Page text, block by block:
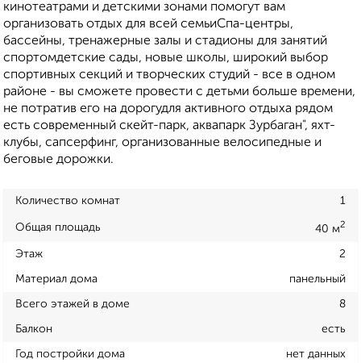
кинотеатрами и детскими зонами помогут вам
организовать отдых для всей семьиСпа-центры,
бассейны, тренажерные залы и стадионы для занятий
спортомдетские сады, новые школы, широкий выбор
спортивных секций и творческих студий - все в одном
районе - вы сможете провести с детьми больше времени,
не потратив его на дорогудля активного отдыха рядом
есть современный скейт-парк, аквапарк Зурбаган", яхт-
клубы, сапсерфинг, организованные велосипедные и
беговые дорожки.
Количество комнат 1
Общая площадь 40 м2
Этаж 2
Материал дома панельный
Всего этажей в доме 8
Балкон есть
Год постройки дома нет данных